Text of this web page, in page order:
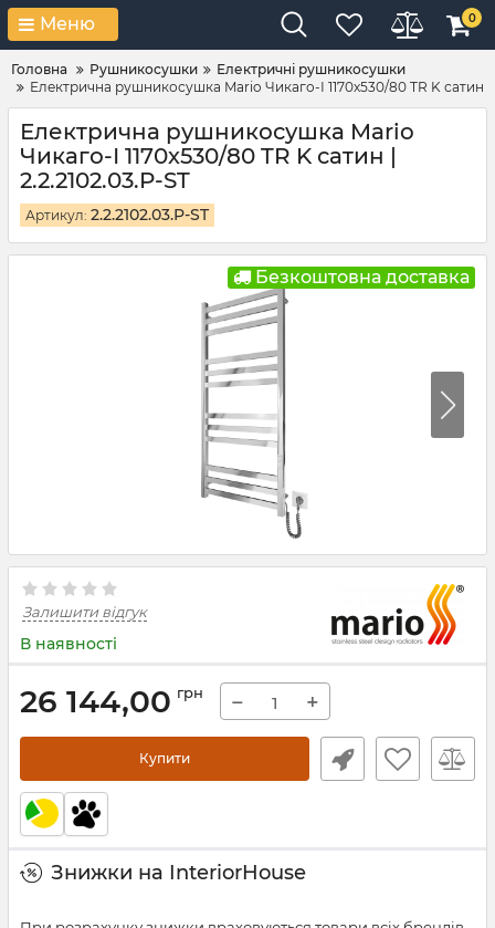
Меню 0
Головна Рушникосушки
Електричні рушникосушки
Електрична рушникосушка Mario Чикаго-І 1170х530/80 TR K сатин
Електрична рушникосушка Mario
Чикаго-І 1170х530/80 TR K сатин |
2.2.2102.03.P-ST
Артикул: 2.2.2102.03.P-ST
Безкоштовна доставка
Залишити відгук
В наявності
26 144,00 грн − +
Купити
Знижки на InteriorHouse